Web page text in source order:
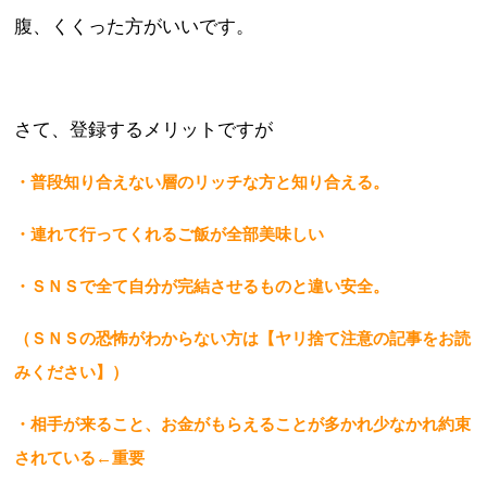
腹、くくった方がいいです。
さて、登録するメリットですが
・普段知り合えない層のリッチな方と知り合える。
・連れて行ってくれるご飯が全部美味しい
・ＳＮＳで全て自分が完結させるものと違い安全。
（ＳＮＳの恐怖がわからない方は【ヤリ捨て注意の記事をお読
みください】）
・相手が来ること、お金がもらえることが多かれ少なかれ約束
されている←重要